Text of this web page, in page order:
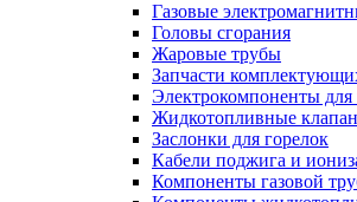
Газовые
Головы сгорания
Жаровые трубы
Запчасти
Электрокомпоненты для
Жидкотопливные
Заслонки для горелок
Кабели поджига и
Компоненты газовой